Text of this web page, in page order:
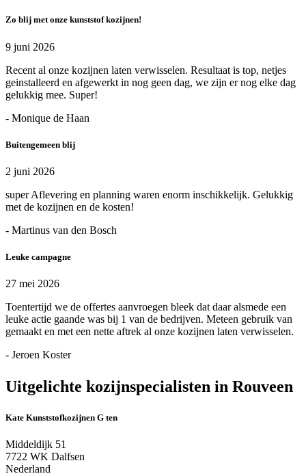
Zo blij met onze kunststof kozijnen!
9 juni 2026
Recent al onze kozijnen laten verwisselen. Resultaat is top, netjes
geinstalleerd en afgewerkt in nog geen dag, we zijn er nog elke dag
gelukkig mee. Super!
- Monique de Haan
Buitengemeen blij
2 juni 2026
super Aflevering en planning waren enorm inschikkelijk. Gelukkig
met de kozijnen en de kosten!
- Martinus van den Bosch
Leuke campagne
27 mei 2026
Toentertijd we de offertes aanvroegen bleek dat daar alsmede een
leuke actie gaande was bij 1 van de bedrijven. Meteen gebruik van
gemaakt en met een nette aftrek al onze kozijnen laten verwisselen.
- Jeroen Koster
Uitgelichte kozijnspecialisten in Rouveen
Kate Kunststofkozijnen G ten
Middeldijk 51
7722 WK Dalfsen
Nederland